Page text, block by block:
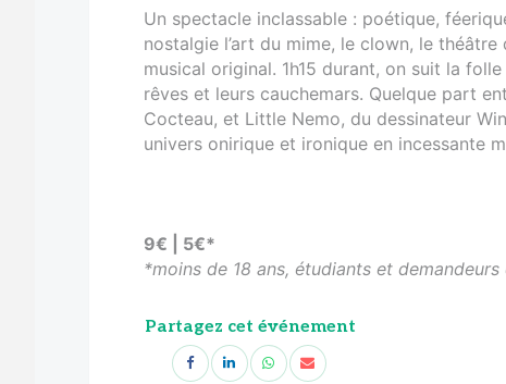
Un spectacle inclassable : poétique,
nostalgie l’art du mime, le clown, le théâtre
musical original. 1h15 durant, on suit la
rêves et leurs cauchemars. Quelque part
Cocteau, et Little Nemo, du dessinateur
univers onirique et ironique en incessante
9€ | 5€*
*moins de 18 ans, étudiants et demandeurs
Partagez cet événement